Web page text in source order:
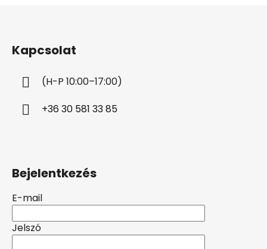
Kapcsolat
(H-P 10:00–17:00)
+36 30 581 33 85
Bejelentkezés
E-mail
Jelszó